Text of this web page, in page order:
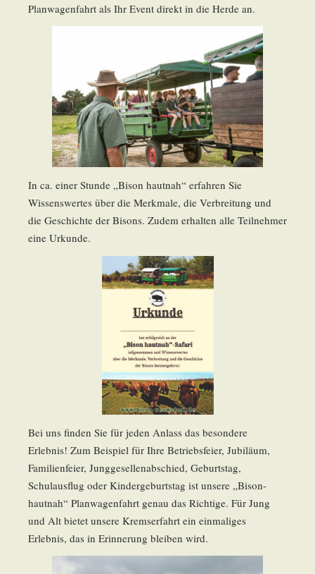
Planwagenfahrt als Ihr Event direkt in die Herde an.
In ca. einer Stunde „Bison hautnah“ erfahren Sie
Wissenswertes über die Merkmale, die Verbreitung und
die Geschichte der Bisons. Zudem erhalten alle Teilnehmer
eine Urkunde.
Bei uns finden Sie für jeden Anlass das besondere
Erlebnis! Zum Beispiel für Ihre Betriebsfeier, Jubiläum,
Familienfeier, Junggesellenabschied, Geburtstag,
Schulausflug oder Kindergeburtstag ist unsere „Bison-
hautnah“ Planwagenfahrt genau das Richtige. Für Jung
und Alt bietet unsere Kremserfahrt ein einmaliges
Erlebnis, das in Erinnerung bleiben wird.